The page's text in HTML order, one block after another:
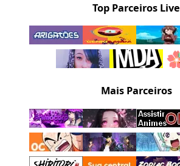
Top Parceiros Live
Mais Parceiros